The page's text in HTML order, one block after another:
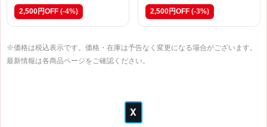
2,500円OFF (-4%) 2,500円OFF (-3%)
※価格は税込表示です。価格・在庫は予告なく変更になる場合がございます。
最新情報は各商品ページをご確認ください。